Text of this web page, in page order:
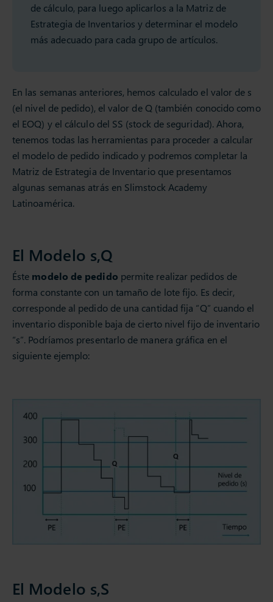
de cálculo, para luego aplicarlos a la Matriz de
Estrategia de Inventarios y determinar el modelo
más adecuado para cada grupo de artículos.
En las semanas anteriores, hemos calculado el valor de s
(el nivel de pedido), el valor de Q (también conocido como
el EOQ) y el cálculo del SS (stock de seguridad). Ahora,
tenemos todas las herramientas para proceder a calcular
el modelo de pedido indicado y podremos completar la
Matriz de Estrategia de Inventario que presentamos
algunas semanas atrás en Slimstock Academy
Latinoamérica.
El Modelo s,Q
Éste modelo de pedido permite realizar pedidos de
forma constante con un tamaño de lote fijo. Es decir,
corresponde al pedido de una cantidad fija “Q” cuando el
inventario disponible baja de cierto nivel fijo de inventario
“s”. Podríamos presentarlo de manera gráfica en el
siguiente ejemplo:
El Modelo s,S